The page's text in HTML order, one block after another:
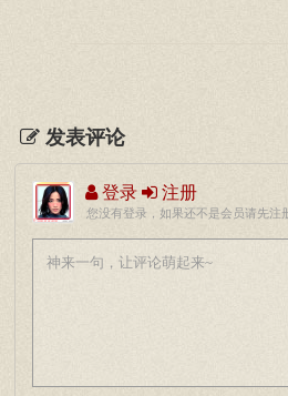
发表评论
登录 注册
您没有登录，如果还不是会员请先注